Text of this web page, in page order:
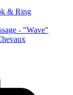
& Ring
- "Wave"